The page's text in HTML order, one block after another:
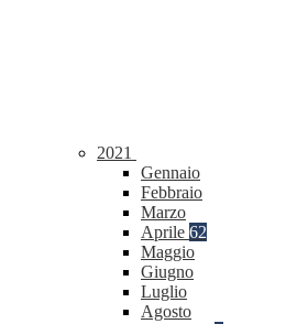
2021
Gennaio
Febbraio
Marzo
Aprile 62
Maggio
Giugno
Luglio
Agosto